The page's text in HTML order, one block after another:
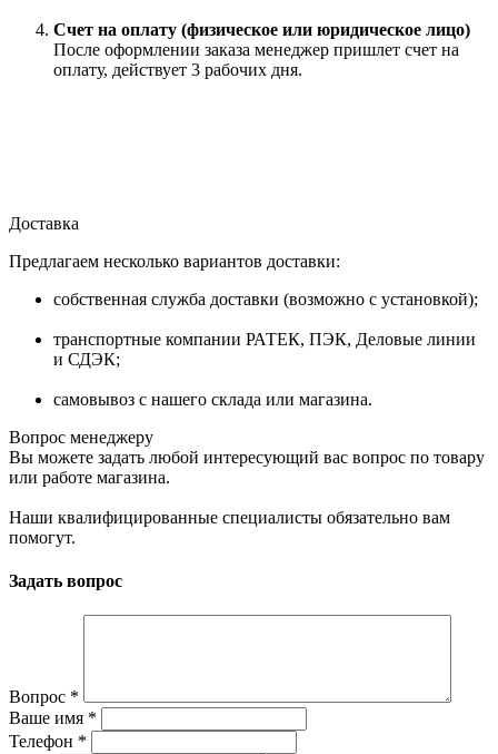
Счет на оплату (физическое или юридическое лицо)
После оформлении заказа менеджер пришлет счет на
оплату, действует 3 рабочих дня.
Доставка
Предлагаем несколько вариантов доставки:
собственная служба доставки (возможно с установкой);
транспортные компании РАТЕК, ПЭК, Деловые линии
и СДЭК;
самовывоз с нашего склада или магазина.
Вопрос менеджеру
Вы можете задать любой интересующий вас вопрос по товару
или работе магазина.
Наши квалифицированные специалисты обязательно вам
помогут.
Задать вопрос
Вопрос *
Ваше имя *
Телефон *